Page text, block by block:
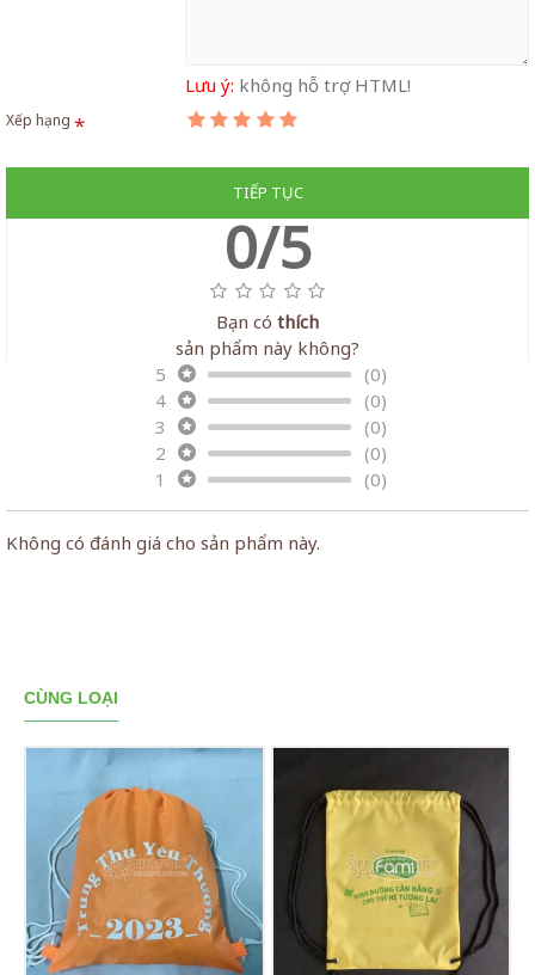
Lưu ý: không hỗ trợ HTML!
Xếp hạng
TIẾP TỤC
0/5
Bạn có thích
sản phẩm này không?
5
(0)
4
(0)
3
(0)
2
(0)
1
(0)
Không có đánh giá cho sản phẩm này.
CÙNG LOẠI